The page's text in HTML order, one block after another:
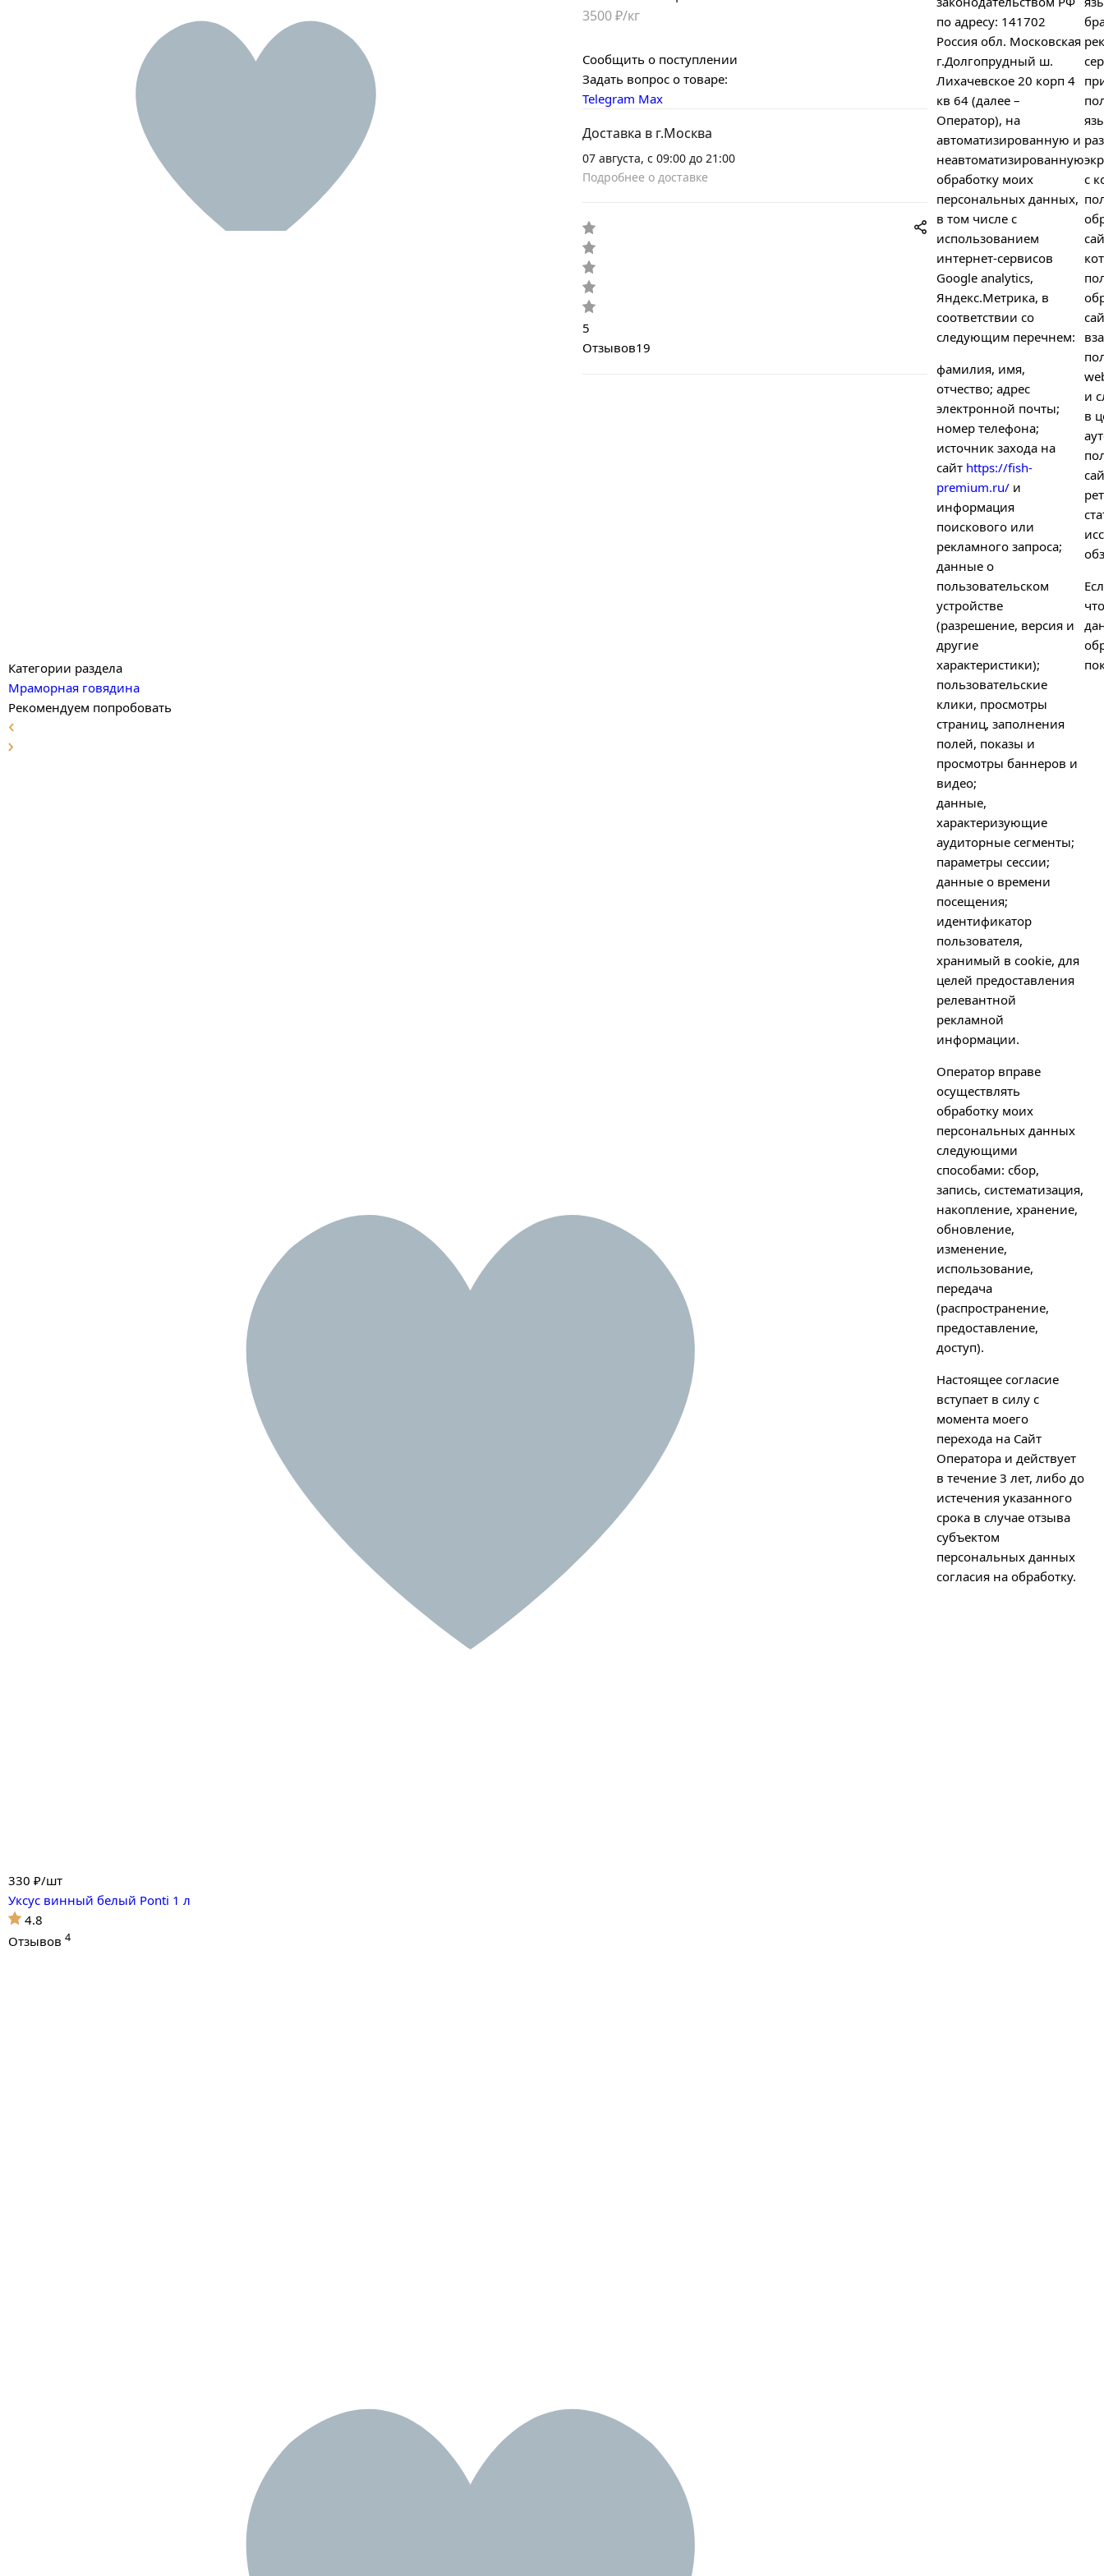
3500 ₽/кг
Сообщить о поступлении
Задать вопрос о товаре:
Telegram Max
Доставка в г.Москва
07 августа, с 09:00 до 21:00
Подробнее о доставке
5
Отзывов19
Категории раздела
Мраморная говядина
Рекомендуем попробовать
330 ₽/шт
Уксус винный белый Ponti 1 л
4.8
Отзывов 4
по адресу: 141702
Россия обл. Московская
г.Долгопрудный ш.
Лихачевское 20 корп 4
кв 64 (далее –
Оператор), на
автоматизированную и
неавтоматизированную
обработку моих
персональных данных,
в том числе с
использованием
интернет-сервисов
Google analytics,
Яндекс.Метрика, в
соответствии со
следующим перечнем:
фамилия, имя,
отчество; адрес
электронной почты;
номер телефона;
источник захода на
сайт https://fish-
premium.ru/ и
информация
поискового или
рекламного запроса;
данные о
пользовательском
устройстве
(разрешение, версия и
другие
характеристики);
пользовательские
клики, просмотры
страниц, заполнения
полей, показы и
просмотры баннеров и
видео;
данные,
характеризующие
аудиторные сегменты;
параметры сессии;
данные о времени
посещения;
идентификатор
пользователя,
хранимый в cookie, для
целей предоставления
релевантной
рекламной
информации.
Оператор вправе
осуществлять
обработку моих
персональных данных
следующими
способами: сбор,
запись, систематизация,
накопление, хранение,
обновление,
изменение,
использование,
передача
(распространение,
предоставление,
доступ).
Настоящее согласие
вступает в силу с
момента моего
перехода на Сайт
Оператора и действует
в течение 3 лет, либо до
истечения указанного
срока в случае отзыва
субъектом
персональных данных
согласия на обработку.
с
и
в